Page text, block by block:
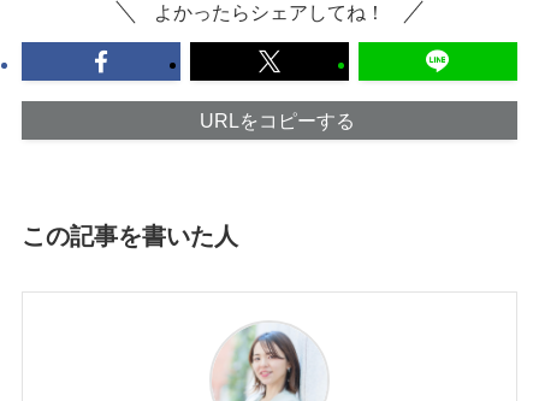
よかったらシェアしてね！
URLをコピーする
この記事を書いた人